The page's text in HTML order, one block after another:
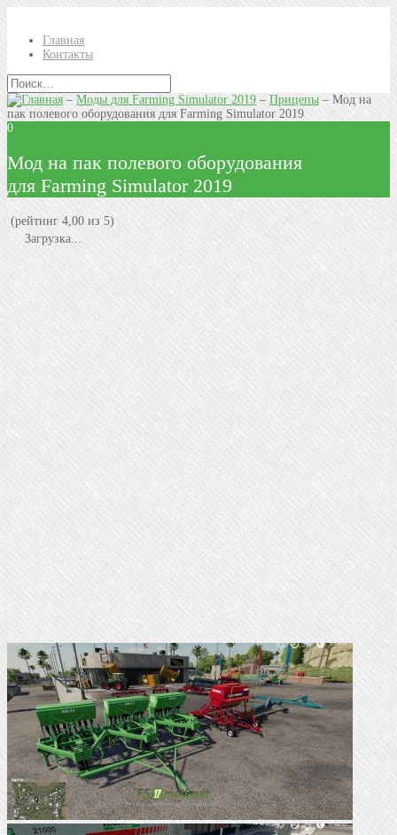
Главная
Контакты
–Моды для Farming Simulator 2019 – Прицепы – Мод на
пак полевого оборудования для Farming Simulator 2019
0
Мод на пак полевого оборудования
для Farming Simulator 2019
(рейтинг 4,00 из 5)
Загрузка...